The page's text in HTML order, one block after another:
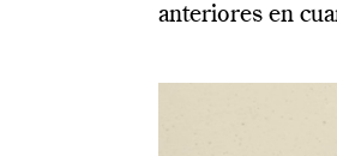
anteriores en